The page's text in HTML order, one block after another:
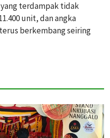
terdampak tidak
unit, dan angka
berkembang seiring